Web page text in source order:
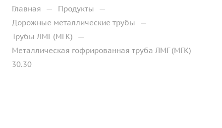
Главная — Продукты —
Дорожные металлические трубы —
Трубы ЛМГ (МГК) —
Металлическая гофрированная труба ЛМГ (МГК)
30.30